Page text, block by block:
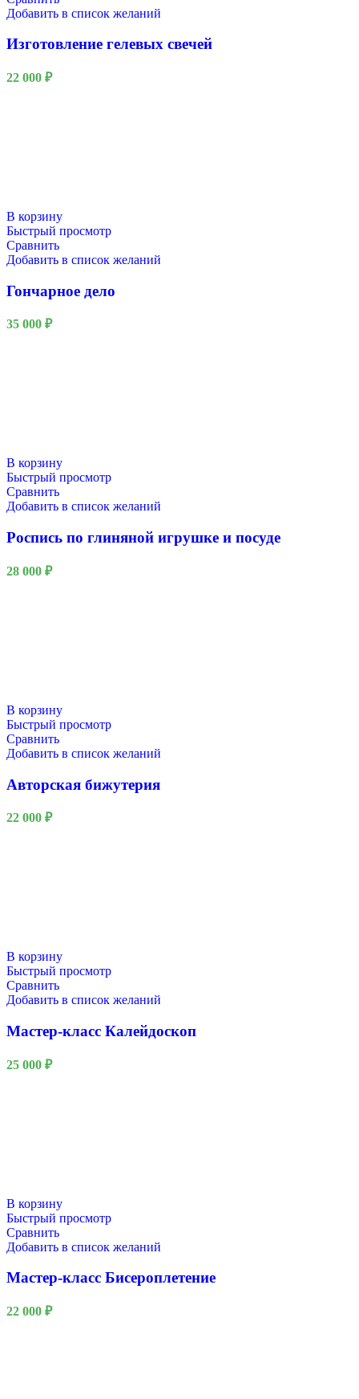
Добавить в список желаний
Изготовление гелевых свечей
22 000 ₽
В корзину
Быстрый просмотр
Сравнить
Добавить в список желаний
Гончарное дело
35 000 ₽
В корзину
Быстрый просмотр
Сравнить
Добавить в список желаний
Роспись по глиняной игрушке и посуде
28 000 ₽
В корзину
Быстрый просмотр
Сравнить
Добавить в список желаний
Авторская бижутерия
22 000 ₽
В корзину
Быстрый просмотр
Сравнить
Добавить в список желаний
Мастер-класс Калейдоскоп
25 000 ₽
В корзину
Быстрый просмотр
Сравнить
Добавить в список желаний
Мастер-класс Бисероплетение
22 000 ₽